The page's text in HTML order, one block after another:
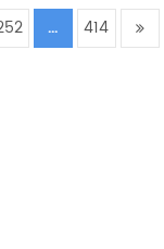
... 414